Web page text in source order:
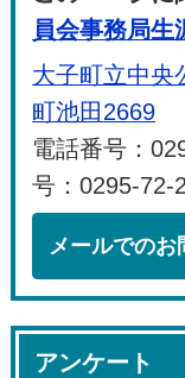
員会事務局生
大子町立中央
町池田2669
電話番号：
号：0295-72-
メールでのお
アンケート